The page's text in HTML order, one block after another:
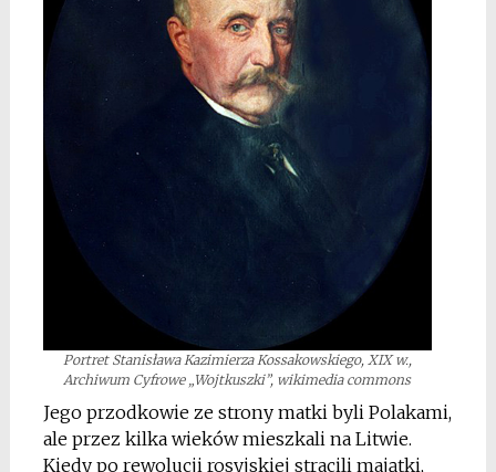
Portret Stanisława Kazimierza Kossakowskiego, XIX w.,
Archiwum Cyfrowe „Wojtkuszki”, wikimedia commons
Jego przodkowie ze strony matki byli Polakami,
ale przez kilka wieków mieszkali na Litwie.
Kiedy po rewolucji rosyjskiej stracili majątki,